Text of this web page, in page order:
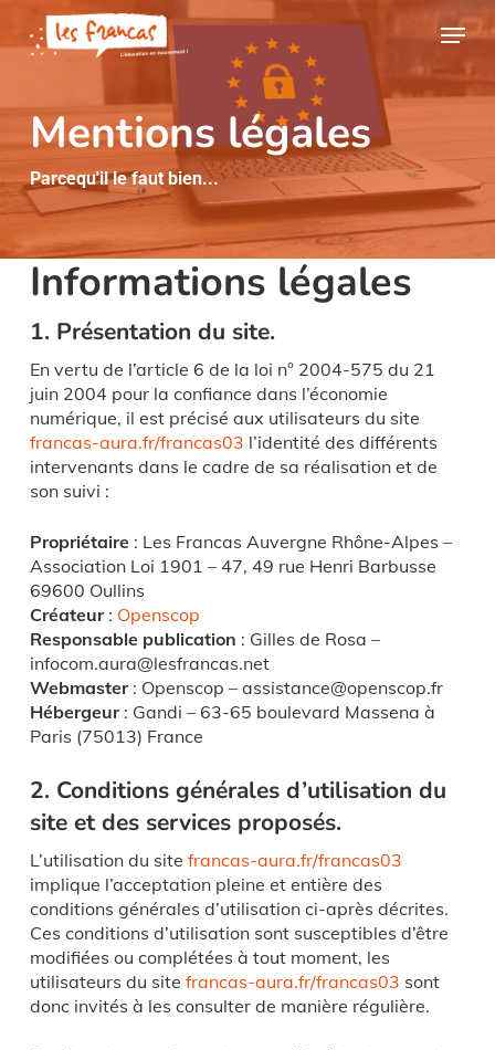
Panneau de gestion des cookies
main
Menu
Mentions légales
Parcequ'il le faut bien...
Informations légales
1. Présentation du site.
En vertu de l’article 6 de la loi n° 2004-575 du 21
juin 2004 pour la confiance dans l’économie
numérique, il est précisé aux utilisateurs du site
francas-aura.fr/francas03 l’identité des différents
intervenants dans le cadre de sa réalisation et de
son suivi :
Propriétaire: Les Francas Auvergne Rhône-Alpes –
Association Loi 1901 – 47, 49 rue Henri Barbusse
69600 Oullins
Créateur: Openscop
Responsable publication : Gilles de Rosa –
infocom.aura@lesfrancas.net
Webmaster: Openscop – assistance@openscop.fr
Hébergeur: Gandi – 63-65 boulevard Massena à
Paris (75013) France
2. Conditions générales d’utilisation du
site et des services proposés.
L’utilisation du site francas-aura.fr/francas03
implique l’acceptation pleine et entière des
conditions générales d’utilisation ci-après décrites.
Ces conditions d’utilisation sont susceptibles d’être
modifiées ou complétées à tout moment, les
utilisateurs du site francas-aura.fr/francas03 sont
donc invités à les consulter de manière régulière.